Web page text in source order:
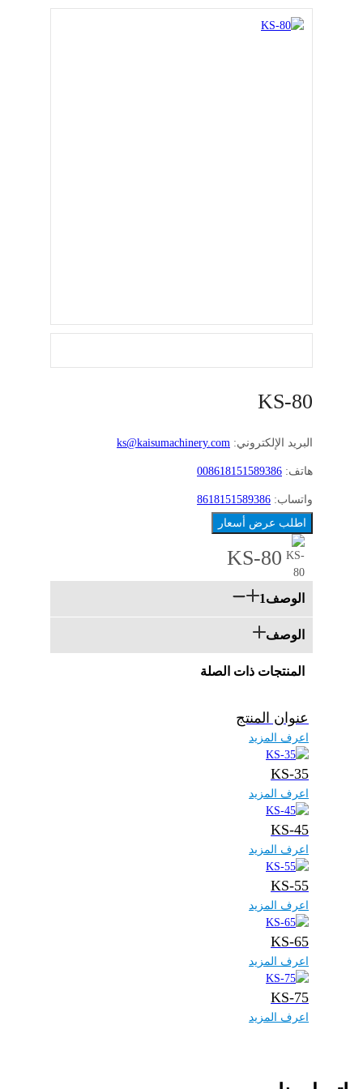
KS-80
البريد الإلكتروني: ks@kaisumachinery.com
هاتف: 008618151589386
واتساب: 8618151589386
اطلب عرض أسعار
KS-80
الوصف1
الوصف
المنتجات ذات الصلة
عنوان المنتج
اعرف المزيد
KS-35
اعرف المزيد
KS-45
اعرف المزيد
KS-55
اعرف المزيد
KS-65
اعرف المزيد
KS-75
اعرف المزيد